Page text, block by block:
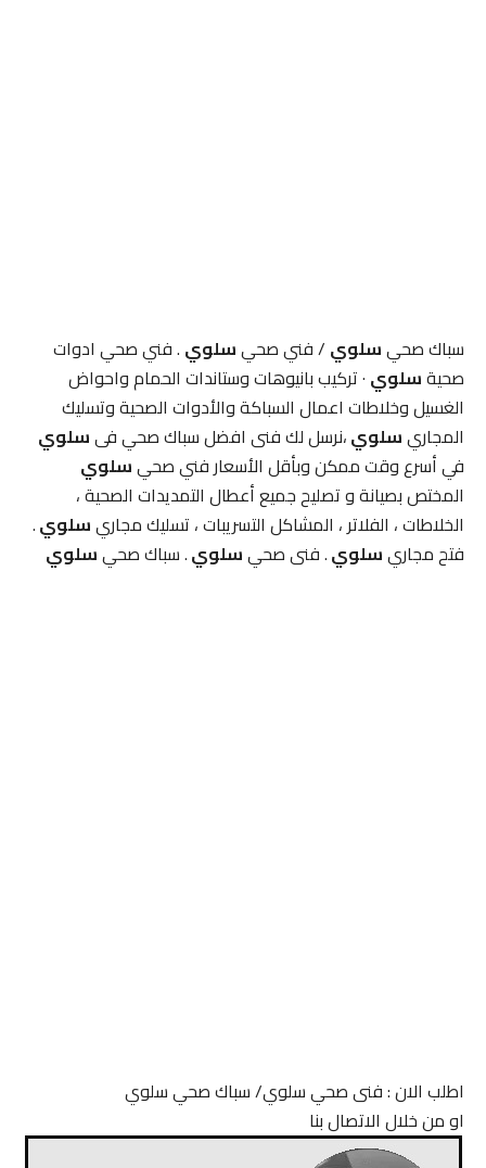
سباك صحيسلوي/ فني صحيسلوي. فني صحي ادوات
صحيةسلوي· تركيب بانيوهات وستاندات الحمام واحواض
الغسيل وخلاطات اعمال السباكة والأدوات الصحية وتسليك
المجاريسلوي،نرسل لك فنى افضل سباك صحي فىسلوي
في أسرع وقت ممكن وبأقل الأسعار فني صحيسلوي
المختص بصيانة و تصليح جميع أعطال التمديدات الصحية ،
الخلاطات ، الفلاتر ، المشاكل التسريبات ، تسليك مجاريسلوي.
فتح مجاريسلوي. فنى صحيسلوي. سباك صحيسلوي
اطلب الان : فنى صحي سلوي/ سباك صحي سلوي
او من خلال الاتصال بنا